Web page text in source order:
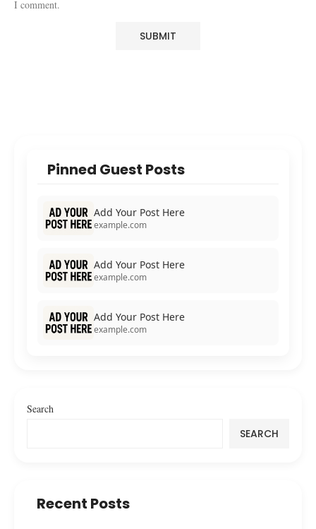
I comment.
Pinned Guest Posts
Add Your Post Here
example.com
Add Your Post Here
example.com
Add Your Post Here
example.com
Search
SEARCH
Recent Posts